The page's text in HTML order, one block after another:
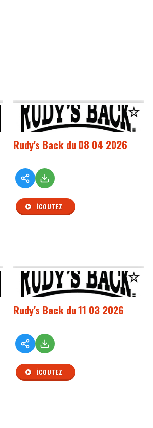
Rudy's Back du 08 04 2026
ÉCOUTEZ
Rudy's Back du 11 03 2026
ÉCOUTEZ